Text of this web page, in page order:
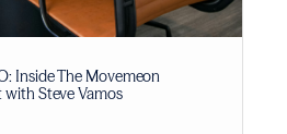
Inside The Movemeon
with Steve Vamos